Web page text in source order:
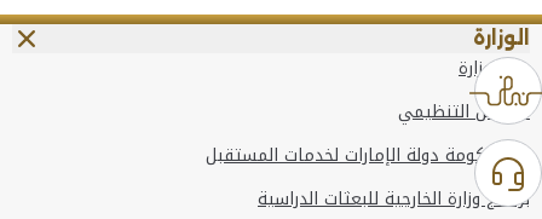
الوزارة
عن الوزارة
الهيكل التنظيمي
وعد حكومة دولة الإمارات لخدمات المستقبل
برنامج وزارة الخارجية للبعثات الدراسية